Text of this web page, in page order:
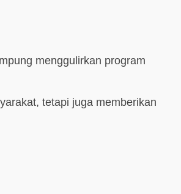
menggulirkan program
tetapi juga memberikan